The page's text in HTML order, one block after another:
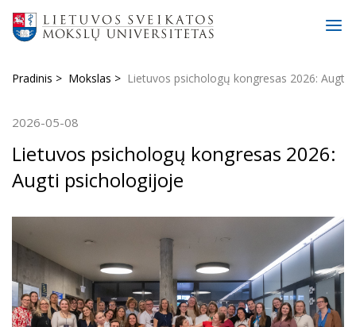
Pradinis Mokslas Lietuvos psichologų kongresas 2026: Augti
2026-05-08
Lietuvos psichologų kongresas 2026:
Augti psichologijoje